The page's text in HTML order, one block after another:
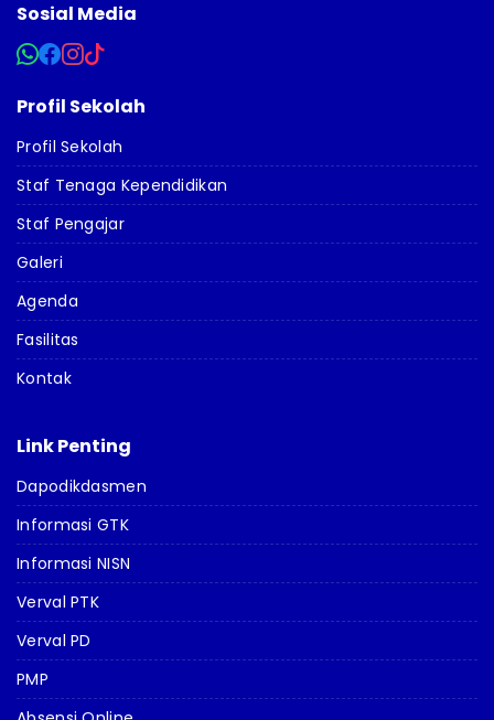
Sosial Media
Profil Sekolah
Profil Sekolah
Staf Tenaga Kependidikan
Staf Pengajar
Galeri
Agenda
Fasilitas
Kontak
Link Penting
Dapodikdasmen
Informasi GTK
Informasi NISN
Verval PTK
Verval PD
PMP